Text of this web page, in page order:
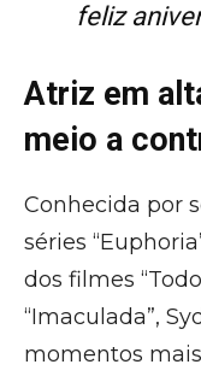
feliz
Atriz em
meio a
Conhecida por
séries
dos filmes
“Imaculada”,
momentos